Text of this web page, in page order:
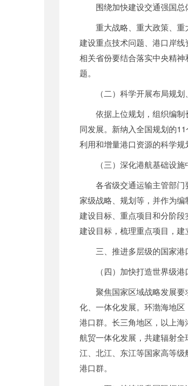
围绕加快建设交通强国
重大战略、重大政策、
建设重点技术问题、港口岸
相关省份要结合落实中央精
题。
（二）科学开展布局规划
依据上位规划，组织编
同发展。新纳入全国规划的
利用和增量港口资源的科学规
（三）深化港航基础设
各省级交通运输主管部
家级战略、规划等，并作为
建设目标、重点项目和分阶
建设目标，梳理重点项目，建
三、推进多层级的国家
（四）加快打造世界级港
聚焦国家区域战略发展
化、一体化发展。环渤海地
港口群。长三角地区，以上
航贸一体化发展，共建辐射
江、北江、东江等国家高等
港口群。